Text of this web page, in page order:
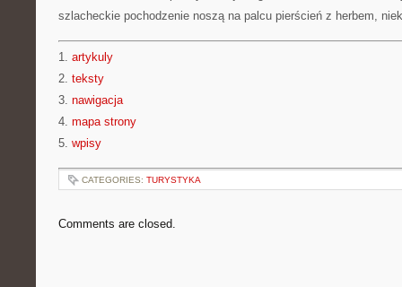
szlacheckie pochodzenie noszą na palcu pierścień z herbem,
1. artykuly
2. teksty
3. nawigacja
4. mapa strony
5. wpisy
CATEGORIES: TURYSTYKA
Comments are closed.